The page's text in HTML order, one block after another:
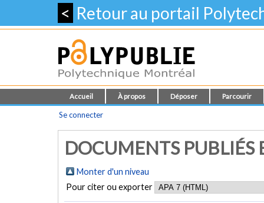
< Retour au portail
Accueil À propos Déposer Parcourir
Se connecter
DOCUMENTS PUBLIÉS
Monter d'un niveau
Pour citer ou exporter